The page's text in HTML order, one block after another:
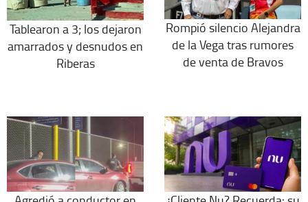
Tablearon a 3; los dejaron
amarrados y desnudos en
Riberas
Rompió silencio Alejandra
de la Vega tras rumores
de venta de Bravos